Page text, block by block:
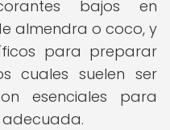
bajos en
almendra o coco, y
para preparar
cuales suelen ser
esenciales para